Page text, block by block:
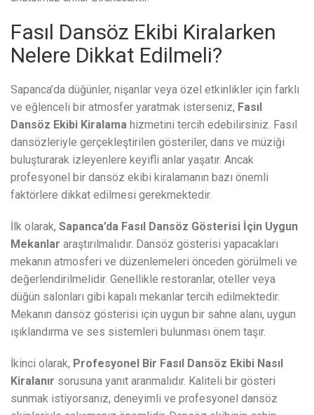
Fasıl Dansöz Ekibi Kiralarken
Nelere Dikkat Edilmeli?
Sapanca’da düğünler, nişanlar veya özel etkinlikler için farklı
ve eğlenceli bir atmosfer yaratmak isterseniz, Fasıl
Dansöz Ekibi Kiralama hizmetini tercih edebilirsiniz. Fasıl
dansözleriyle gerçekleştirilen gösteriler, dans ve müziği
buluşturarak izleyenlere keyifli anlar yaşatır. Ancak
profesyonel bir dansöz ekibi kiralamanın bazı önemli
faktörlere dikkat edilmesi gerekmektedir.
İlk olarak, Sapanca’da Fasıl Dansöz Gösterisi İçin Uygun
Mekanlar araştırılmalıdır. Dansöz gösterisi yapacakları
mekanın atmosferi ve düzenlemeleri önceden görülmeli ve
değerlendirilmelidir. Genellikle restoranlar, oteller veya
düğün salonları gibi kapalı mekanlar tercih edilmektedir.
Mekanın dansöz gösterisi için uygun bir sahne alanı, uygun
ışıklandırma ve ses sistemleri bulunması önem taşır.
İkinci olarak, Profesyonel Bir Fasıl Dansöz Ekibi Nasıl
Kiralanır sorusuna yanıt aranmalıdır. Kaliteli bir gösteri
sunmak istiyorsanız, deneyimli ve profesyonel dansöz